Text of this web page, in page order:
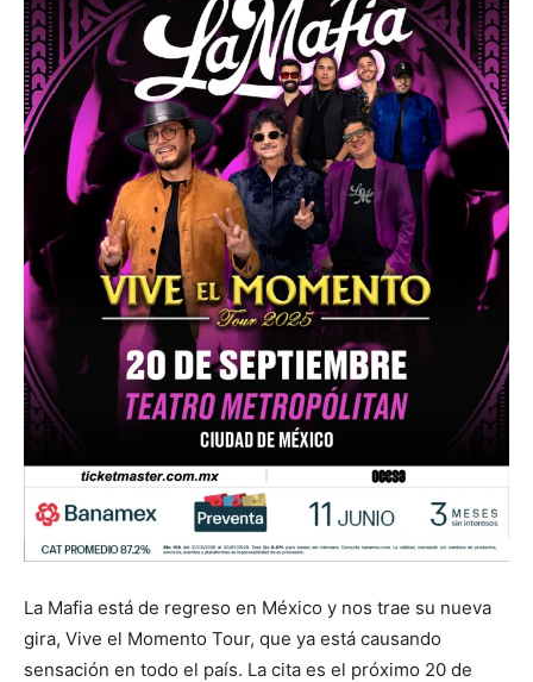
La Mafia está de regreso en México y nos trae su nueva
gira, Vive el Momento Tour, que ya está causando
sensación en todo el país. La cita es el próximo 20 de